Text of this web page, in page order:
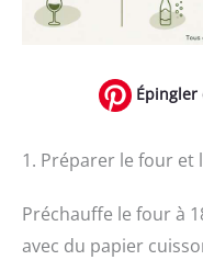
Épingler
1. Préparer le four et
Préchauffe le four à
avec du papier